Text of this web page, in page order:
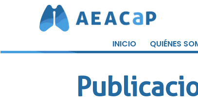
contenido
INICIO QUIÉNES